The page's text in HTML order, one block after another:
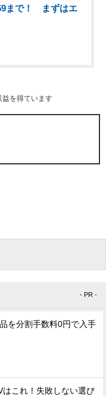
まで！ まずはエ
を得ています
- PR -
を分割手数料0円で入手
はこれ！失敗しない選び